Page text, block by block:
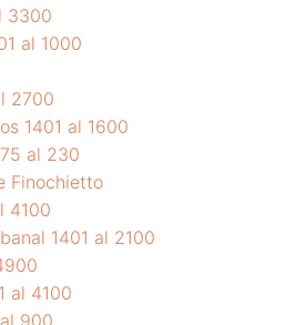
3300
al 1000
2700
1401 al 1600
al 230
Finochietto
4100
1401 al 2100
al 4100
900